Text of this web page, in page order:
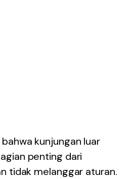
kunjungan luar
penting dari
tidak melanggar aturan.